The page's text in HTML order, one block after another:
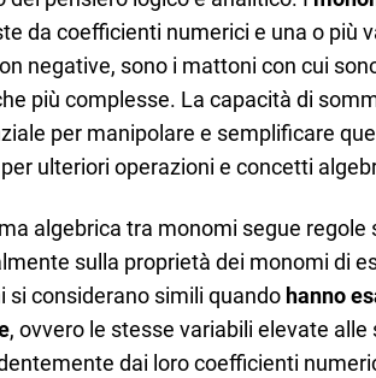
da coefficienti numerici e una o più
negative, sono i mattoni con cui
più complesse. La capacità di
per manipolare e semplificare
ulteriori operazioni e concetti
algebrica tra monomi segue regole
sulla proprietà dei monomi di
si considerano simili quando hanno
, ovvero le stesse variabili elevate alle
dai loro coefficienti